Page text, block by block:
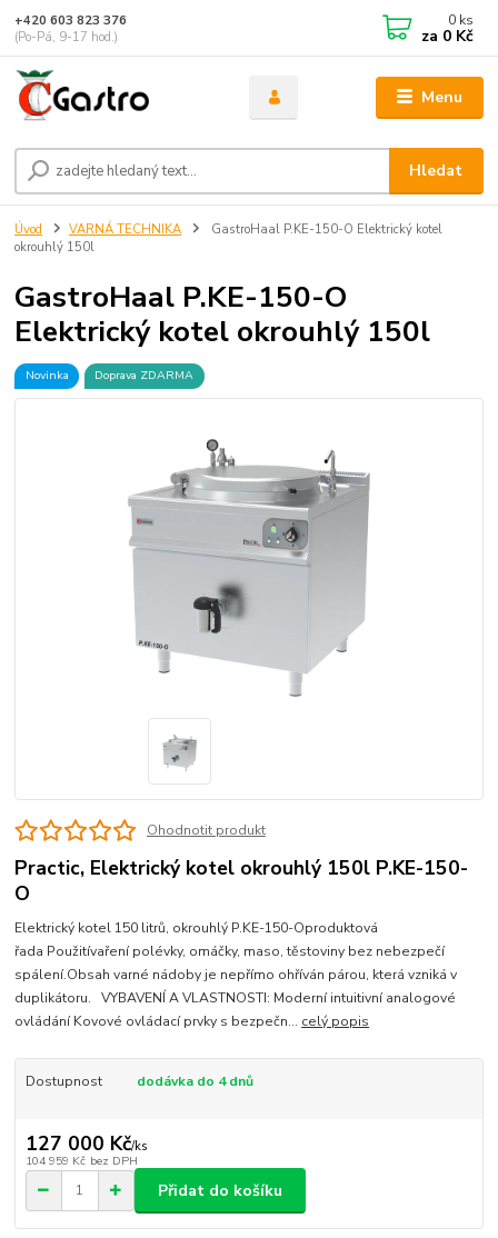
Menu
Hledat
+420 603 823 376
(Po-Pá, 9-17 hod.)
0 ks
za 0 Kč
Úvod VARNÁ TECHNIKA
GastroHaal P.KE-150-O Elektrický kotel
okrouhlý 150l
GastroHaal P.KE-150-O
Elektrický kotel okrouhlý 150l
Novinka Doprava ZDARMA
Ohodnotit produkt
Practic, Elektrický kotel okrouhlý 150l P.KE-150-
O
Elektrický kotel 150 litrů, okrouhlý P.KE-150-Oproduktová
řada Použitívaření polévky, omáčky, maso, těstoviny bez nebezpečí
spálení.Obsah varné nádoby je nepřímo ohříván párou, která vzniká v
duplikátoru. VYBAVENÍ A VLASTNOSTI: Moderní intuitivní analogové
ovládání Kovové ovládací prvky s bezpečn... celý popis
Dostupnost dodávka do 4 dnů
127 000 Kč/ks
104 959 Kč bez DPH
Přidat do košíku